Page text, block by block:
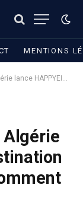
MENTIONS
de la diaspora, voici comment en profiter
Algérie